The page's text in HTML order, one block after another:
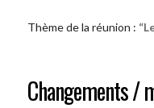
Thème de la réunion :
Changements /